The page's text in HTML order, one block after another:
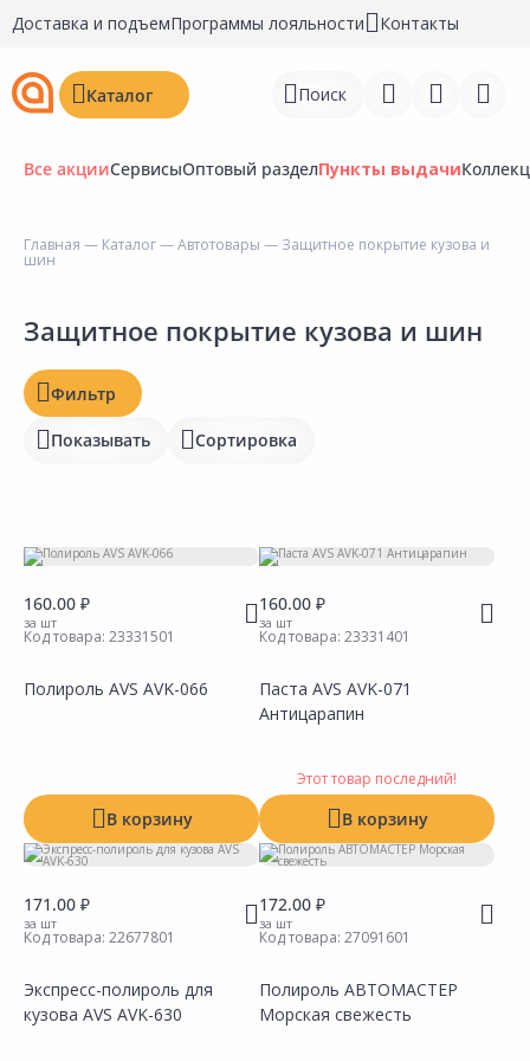
Доставка и подъемПрограммы лояльности Контакты
Каталог Поиск
Регистрация
Все акцииСервисыОптовый разделПункты выдачи
Главная — Каталог—Автотовары — Защитное покрытие кузова и
шин
Защитное покрытие кузова и шин
Статус
Отзывы
Тип
Производитель
Фильтр
Показывать Сортировка
160.00 ₽
за шт
Код товара: 23331501
Полироль AVS AVK-066
В корзину
160.00 ₽
за шт
Код товара: 23331401
Паста AVS AVK-071
Антицарапин
Этот товар последний!
В корзину
171.00 ₽
за шт
Код товара: 22677801
Экспресс-полироль для
кузова AVS AVK-630
172.00 ₽
за шт
Код товара: 27091601
Полироль АВТОМАСТЕР
Морская свежесть